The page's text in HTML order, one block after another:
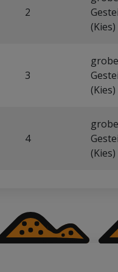
gewaschen und getrennt. Für
Kornfraktionen kleiner 2 mm
etwa als Rollierung
Gründungssohlen eingesetzt,
verhindern. In Kürze finden
2
(Kies)
3
grobe
(Kies)
4
grobe
(Kies)